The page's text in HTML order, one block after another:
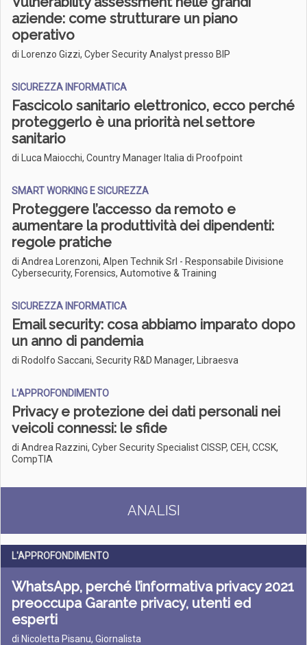
aziende: come strutturare un piano
operativo
di Lorenzo Gizzi, Cyber Security Analyst presso BIP
SICUREZZA INFORMATICA
Fascicolo sanitario elettronico, ecco perché
proteggerlo è una priorità nel settore
sanitario
di Luca Maiocchi, Country Manager Italia di Proofpoint
SMART WORKING E SICUREZZA
Proteggere l’accesso da remoto e
aumentare la produttività dei dipendenti:
regole pratiche
di Andrea Lorenzoni, Alpen Technik Srl - Responsabile Divisione
Cybersecurity, Forensics, Automotive & Training
SICUREZZA INFORMATICA
Email security: cosa abbiamo imparato dopo
un anno di pandemia
di Rodolfo Saccani, Security R&D Manager, Libraesva
L'APPROFONDIMENTO
Privacy e protezione dei dati personali nei
veicoli connessi: le sfide
di Andrea Razzini, Cyber Security Specialist CISSP, CEH, CCSK,
CompTIA
ANALISI
L'APPROFONDIMENTO
WhatsApp, perché l’informativa privacy 2021
preoccupa Garante privacy, utenti ed
esperti
di Nicoletta Pisanu, Giornalista